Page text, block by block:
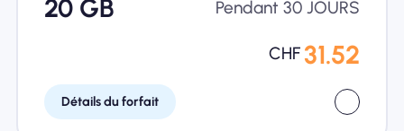
20 GB Pendant 30 JOURS
CHF 31.52
Détails du forfait